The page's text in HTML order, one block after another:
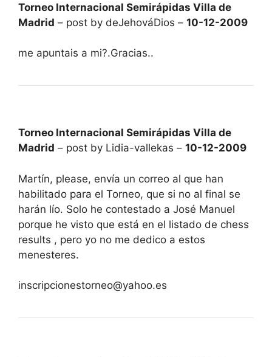
Torneo Internacional Semirápidas Villa de
Madrid – post by deJehováDios – 10-12-2009
me apuntais a mi?.Gracias..
Torneo Internacional Semirápidas Villa de
Madrid – post by Lidia-vallekas – 10-12-2009
Martín, please, envía un correo al que han
habilitado para el Torneo, que si no al final se
harán lío. Solo he contestado a José Manuel
porque he visto que está en el listado de chess
results , pero yo no me dedico a estos
menesteres.
inscripcionestorneo@yahoo.es